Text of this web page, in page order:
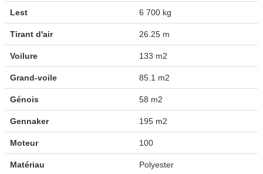
Lest 6 700 kg
Tirant d'air 26.25 m
Voilure 133 m2
Grand-voile 85.1 m2
Génois 58 m2
Gennaker 195 m2
Moteur 100
Matériau Polyester